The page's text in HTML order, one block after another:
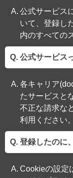
公式サービス
いて、登録し
内のすべての
公式サービス
各キャリア
たサービスと
不正な請求な
利用ください。
登録したのに
Cookieの設定